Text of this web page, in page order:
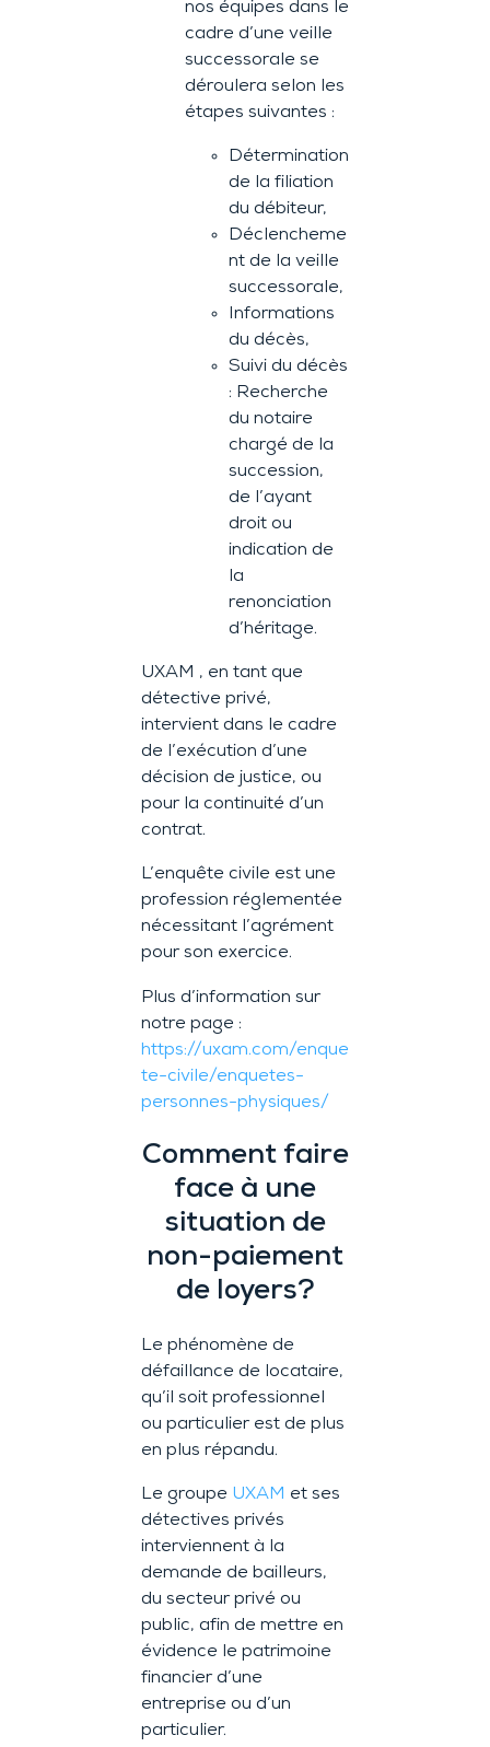
nos équipes dans le
cadre d’une veille
successorale se
déroulera selon les
étapes suivantes :
Détermination
de la filiation
du débiteur,
Déclencheme
nt de la veille
successorale,
Informations
du décès,
Suivi du décès
: Recherche
du notaire
chargé de la
succession,
de l’ayant
droit ou
indication de
la
renonciation
d’héritage.
UXAM , en tant que
détective privé,
intervient dans le cadre
de l’exécution d’une
décision de justice, ou
pour la continuité d’un
contrat.
L’enquête civile est une
profession réglementée
nécessitant l’agrément
pour son exercice.
Plus d’information sur
notre page :
https://uxam.com/enque
te-civile/enquetes-
personnes-physiques/
Comment faire
face à une
situation de
non-paiement
de loyers?
Le phénomène de
défaillance de locataire,
qu’il soit professionnel
ou particulier est de plus
en plus répandu.
Le groupe UXAM et ses
détectives privés
interviennent à la
demande de bailleurs,
du secteur privé ou
public, afin de mettre en
évidence le patrimoine
financier d’une
entreprise ou d’un
particulier.